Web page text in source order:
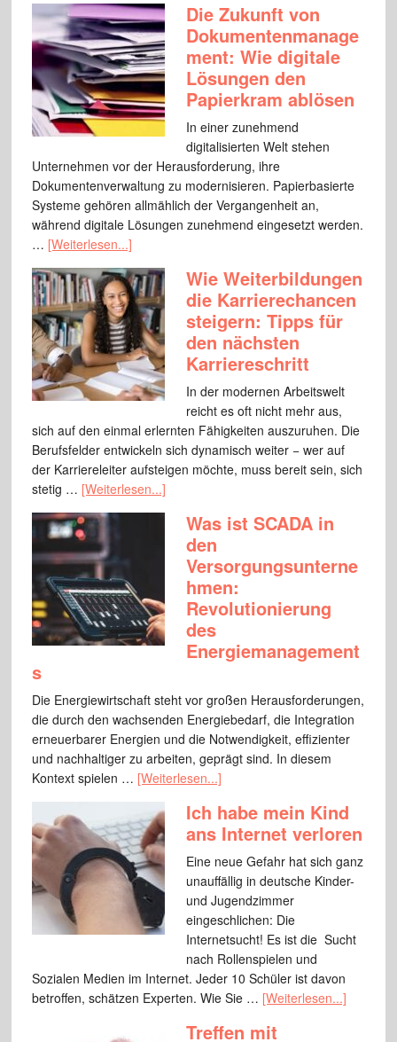
Die Zukunft von
Dokumentenmanage
ment: Wie digitale
Lösungen den
Papierkram ablösen
In einer zunehmend
digitalisierten Welt stehen
Unternehmen vor der Herausforderung, ihre
Dokumentenverwaltung zu modernisieren. Papierbasierte
Systeme gehören allmählich der Vergangenheit an,
während digitale Lösungen zunehmend eingesetzt werden.
… [Weiterlesen...]
Wie Weiterbildungen
die Karrierechancen
steigern: Tipps für
den nächsten
Karriereschritt
In der modernen Arbeitswelt
reicht es oft nicht mehr aus,
sich auf den einmal erlernten Fähigkeiten auszuruhen. Die
Berufsfelder entwickeln sich dynamisch weiter − wer auf
der Karriereleiter aufsteigen möchte, muss bereit sein, sich
stetig … [Weiterlesen...]
Was ist SCADA in
den
Versorgungsunterne
hmen:
Revolutionierung
des
Energiemanagement
s
Die Energiewirtschaft steht vor großen Herausforderungen,
die durch den wachsenden Energiebedarf, die Integration
erneuerbarer Energien und die Notwendigkeit, effizienter
und nachhaltiger zu arbeiten, geprägt sind. In diesem
Kontext spielen … [Weiterlesen...]
Ich habe mein Kind
ans Internet verloren
Eine neue Gefahr hat sich ganz
unauffällig in deutsche Kinder-
und Jugendzimmer
eingeschlichen: Die
Internetsucht! Es ist die Sucht
nach Rollenspielen und
Sozialen Medien im Internet. Jeder 10 Schüler ist davon
betroffen, schätzen Experten. Wie Sie … [Weiterlesen...]
Treffen mit